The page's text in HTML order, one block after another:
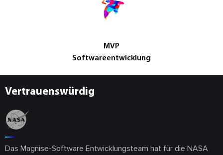
MVP
Softwareentwicklung
Vertrauenswürdig
Das Magnise-Software Entwicklungsteam hat für die NASA